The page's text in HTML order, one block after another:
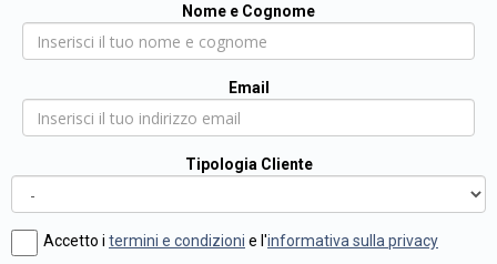
Nome e Cognome
Email
Tipologia Cliente
Accetto i termini e condizioni e l'informativa sulla privacy